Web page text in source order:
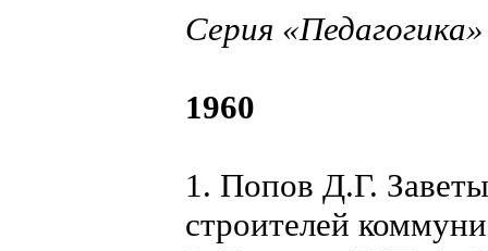
Серия «Педагогика»
1960
1. Попов Д.Г.
строителей